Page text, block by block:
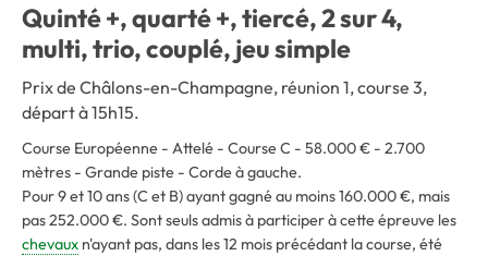
Quinté +, quarté +, tiercé, 2 sur 4,
multi, trio, couplé, jeu simple
Prix de Châlons-en-Champagne, réunion 1, course 3,
départ à 15h15.
Course Européenne - Attelé - Course C - 58.000 € - 2.700
mètres - Grande piste - Corde à gauche.
Pour 9 et 10 ans (C et B) ayant gagné au moins 160.000 €, mais
pas 252.000 €. Sont seuls admis à participer à cette épreuve les
chevaux n'ayant pas, dans les 12 mois précédant la course, été